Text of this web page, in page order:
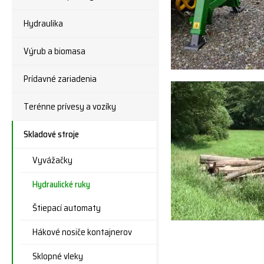
Hydraulika
Výrub a biomasa
Prídavné zariadenia
Terénne prívesy a vozíky
Skladové stroje
Vyvážačky
Hydraulické ruky
Štiepací automaty
Hákové nosiče kontajnerov
Sklopné vleky